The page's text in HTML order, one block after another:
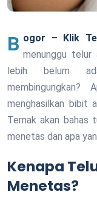
Bogor – Klik
menunggu telur
lebih belum
membingungkan?
menghasilkan bibit
Ternak akan bahas
menetas dan apa
Kenapa
Menetas?